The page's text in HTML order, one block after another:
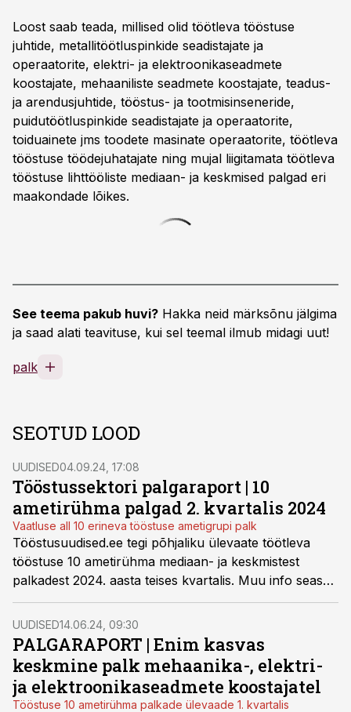
Loost saab teada, millised olid töötleva tööstuse
juhtide, metallitöötluspinkide seadistajate ja
operaatorite, elektri- ja elektroonikaseadmete
koostajate, mehaaniliste seadmete koostajate, teadus-
ja arendusjuhtide, tööstus- ja tootmisinseneride,
puidutöötluspinkide seadistajate ja operaatorite,
toiduainete jms toodete masinate operaatorite, töötleva
tööstuse töödejuhatajate ning mujal liigitamata töötleva
tööstuse lihttööliste mediaan- ja keskmised palgad eri
maakondade lõikes.
See teema pakub huvi? Hakka neid märksõnu jälgima
ja saad alati teavituse, kui sel teemal ilmub midagi uut!
palk
SEOTUD LOOD
UUDISED04.09.24, 17:08
Tööstussektori palgaraport | 10
ametirühma palgad 2. kvartalis 2024
Vaatluse all 10 erineva tööstuse ametigrupi palk
Tööstusuudised.ee tegi põhjaliku ülevaate töötleva
tööstuse 10 ametirühma mediaan- ja keskmistest
palkadest 2024. aasta teises kvartalis. Muu info seas
selgus ka suur sooline palgalõhe - meessoost
tööstusjuhid teenivad naistest ligi 33% enam.
UUDISED14.06.24, 09:30
PALGARAPORT | Enim kasvas
keskmine palk mehaanika-, elektri-
ja elektroonikaseadmete koostajatel
Tööstuse 10 ametirühma palkade ülevaade 1. kvartalis